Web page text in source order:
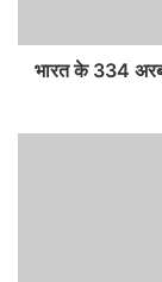
भारत के 334